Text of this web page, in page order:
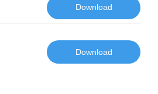
Download
Download